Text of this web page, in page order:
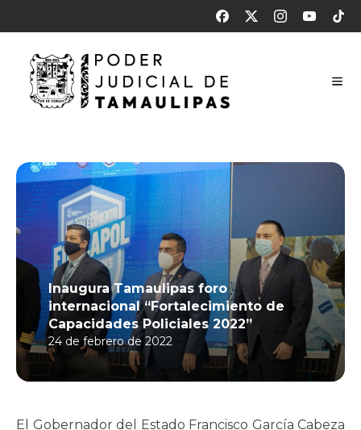
Inaugura Tamaulipas foro
internacional “Fortalecimiento de
Capacidades Policiales 2022”
24 de febrero de 2022
El Gobernador del Estado Francisco García Cabeza